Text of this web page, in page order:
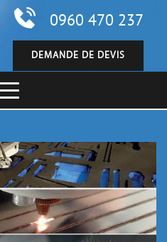
0960 470 237
DEMANDE DE DEVIS